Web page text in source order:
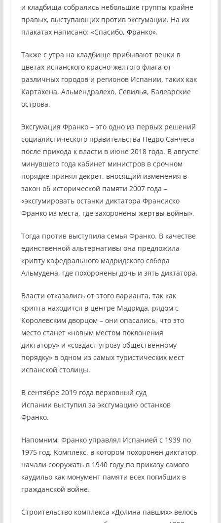
и кладбища собрались небольшие группы крайне
правых, выступающих против эксгумации. На их
плакатах написано: «Спасибо, Франко».
Также с утра на кладбище прибывают венки в
цветах испанского красно-желтого флага от
различных городов и регионов Испании, таких как
Картахена, Альмендралехо, Севилья, Балеарские
острова.
Эксгумация Франко – это одно из первых решений
социалистического правительства Педро Санчеса
после прихода к власти в июне 2018 года. В августе
минувшего года кабинет министров в срочном
порядке принял декрет, вносящий изменения в
закон об исторической памяти 2007 года –
«эксгумировать останки диктатора Франсиско
Франко из места, где захоронены жертвы войны».
Тогда против выступила семья Франко. В качестве
единственной альтернативы она предложила
крипту кафедрального мадридского собора
Альмудена, где похоронены дочь и зять диктатора.
Власти отказались от этого варианта, так как
крипта находится в центре Мадрида, рядом с
Королевским дворцом – они опасались, что это
место станет «новым местом поклонения
диктатору» и «создаст угрозу общественному
порядку» в одном из самых туристических мест
испанской столицы.
В сентябре 2019 года верховный суд
Испании выступил за эксгумацию останков
Франко.
Напомним, Франко управлял Испанией с 1939 по
1975 год. Комплекс, в котором похоронен диктатор,
начали сооружать в 1940 году по приказу самого
каудильо как монумент памяти всех погибших в
гражданской войне.
Строительство комплекса «Долина павших» велось